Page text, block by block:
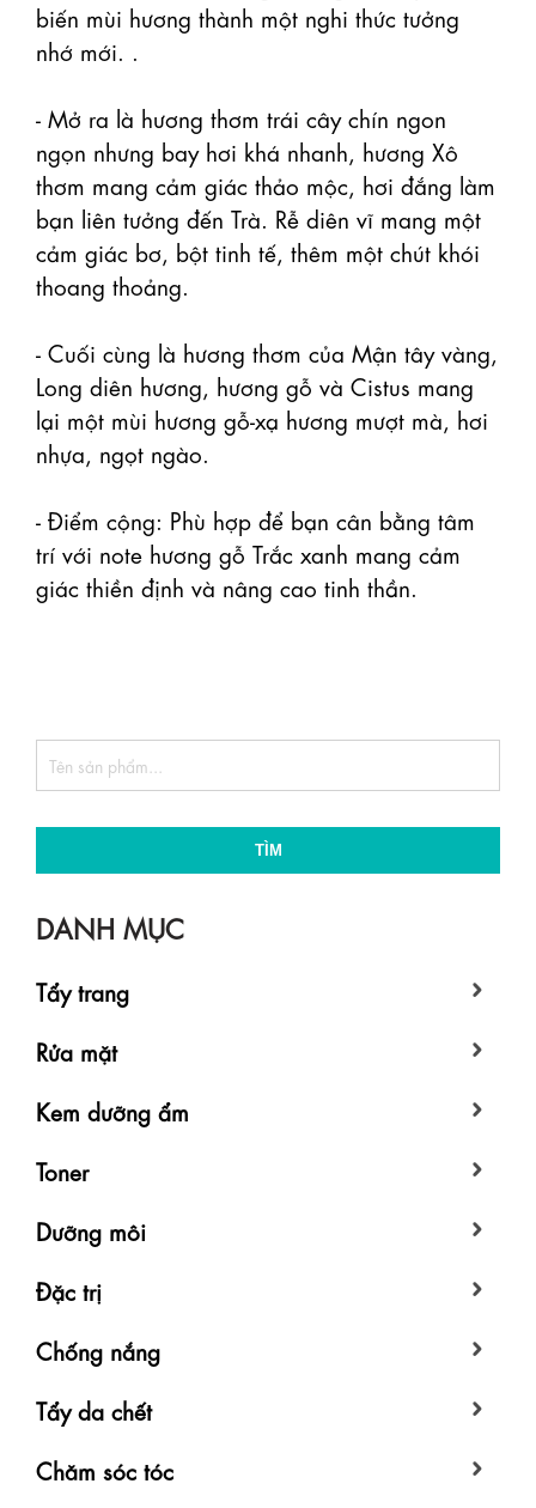
biến mùi hương thành một nghi thức tưởng
nhớ mới.
- Mở ra là hương thơm trái cây chín ngon
ngọn nhưng bay hơi khá nhanh, hương Xô
thơm mang cảm giác thảo mộc, hơi đắng làm
bạn liên tưởng đến Trà. Rễ diên vĩ mang một
cảm giác bơ, bột tinh tế, thêm một chút khói
thoang thoảng.
- Cuối cùng là hương thơm của Mận tây vàng,
Long diên hương, hương gỗ và Cistus mang
lại một mùi hương gỗ-xạ hương mượt mà, hơi
nhựa, ngọt ngào.
- Điểm cộng: Phù hợp để bạn cân bằng tâm
trí với note hương gỗ Trắc xanh mang cảm
giác thiền định và nâng cao tinh thần.
TÌM
DANH MỤC
Tẩy trang
Rửa mặt
Kem dưỡng ẩm
Toner
Dưỡng môi
Đặc trị
Chống nắng
Tẩy da chết
Chăm sóc tóc